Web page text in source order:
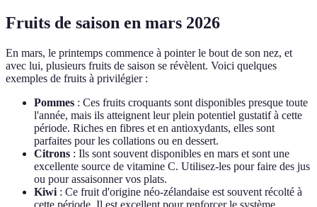
Fruits de saison en mars 2026
En mars, le printemps commence à pointer le bout de son nez, et
avec lui, plusieurs fruits de saison se révèlent. Voici quelques
exemples de fruits à privilégier :
Pommes : Ces fruits croquants sont disponibles presque toute
l'année, mais ils atteignent leur plein potentiel gustatif à cette
période. Riches en fibres et en antioxydants, elles sont
parfaites pour les collations ou en dessert.
Citrons : Ils sont souvent disponibles en mars et sont une
excellente source de vitamine C. Utilisez-les pour faire des jus
ou pour assaisonner vos plats.
Kiwi : Ce fruit d'origine néo-zélandaise est souvent récolté à
cette période. Il est excellent pour renforcer le système